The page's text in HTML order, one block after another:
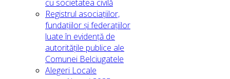
cu societatea civilă
Registrul asociațiilor,
fundațiilor și federațiilor
luate în evidență de
autoritățile publice ale
Comunei Belciugatele
Alegeri Locale